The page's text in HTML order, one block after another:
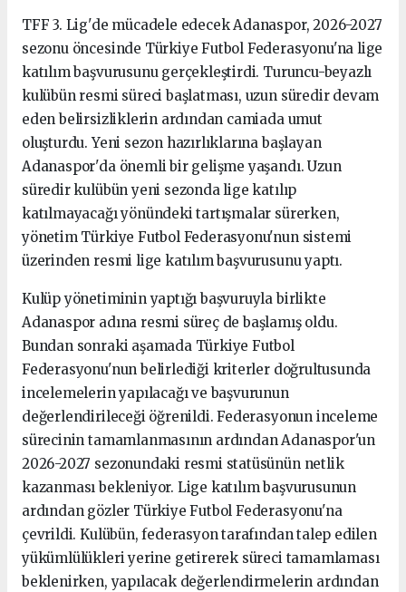
TFF 3. Lig'de mücadele edecek Adanaspor, 2026-2027
sezonu öncesinde Türkiye Futbol Federasyonu'na lige
katılım başvurusunu gerçekleştirdi. Turuncu-beyazlı
kulübün resmi süreci başlatması, uzun süredir devam
eden belirsizliklerin ardından camiada umut
oluşturdu. Yeni sezon hazırlıklarına başlayan
Adanaspor'da önemli bir gelişme yaşandı. Uzun
süredir kulübün yeni sezonda lige katılıp
katılmayacağı yönündeki tartışmalar sürerken,
yönetim Türkiye Futbol Federasyonu'nun sistemi
üzerinden resmi lige katılım başvurusunu yaptı.
Kulüp yönetiminin yaptığı başvuruyla birlikte
Adanaspor adına resmi süreç de başlamış oldu.
Bundan sonraki aşamada Türkiye Futbol
Federasyonu'nun belirlediği kriterler doğrultusunda
incelemelerin yapılacağı ve başvurunun
değerlendirileceği öğrenildi. Federasyonun inceleme
sürecinin tamamlanmasının ardından Adanaspor'un
2026-2027 sezonundaki resmi statüsünün netlik
kazanması bekleniyor. Lige katılım başvurusunun
ardından gözler Türkiye Futbol Federasyonu'na
çevrildi. Kulübün, federasyon tarafından talep edilen
yükümlülükleri yerine getirerek süreci tamamlaması
beklenirken, yapılacak değerlendirmelerin ardından